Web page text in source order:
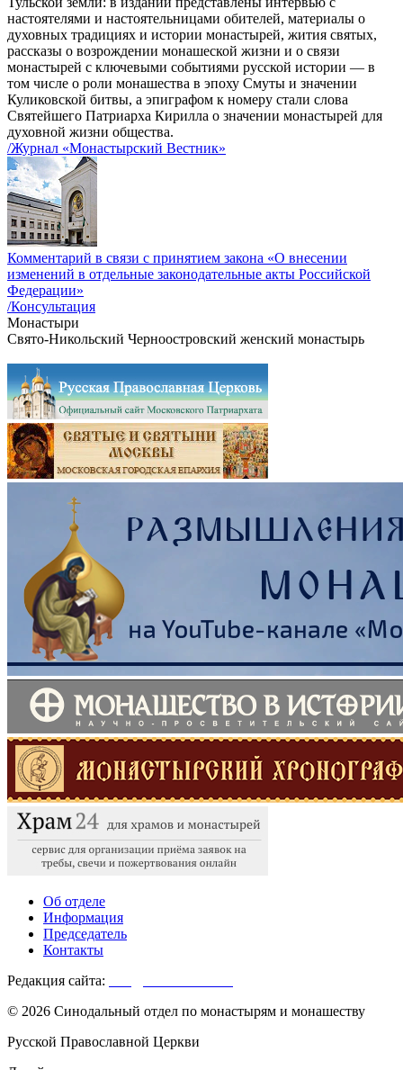
настоятелями и настоятельницами обителей, материалы о
духовных традициях и истории монастырей, жития святых,
рассказы о возрождении монашеской жизни и о связи
монастырей с ключевыми событиями русской истории — в
том числе о роли монашества в эпоху Смуты и значении
Куликовской битвы, а эпиграфом к номеру стали слова
Святейшего Патриарха Кирилла о значении монастырей для
духовной жизни общества.
/Журнал «Монастырский Вестник»
Комментарий в связи с принятием закона «О внесении
изменений в отдельные законодательные акты Российской
Федерации»
/Консультация
Монастыри
Свято-Никольский Черноостровский женский монастырь
Об отделе
Информация
Председатель
Контакты
Редакция сайта:
© 2026 Синодальный отдел по монастырям и монашеству
Русской Православной Церкви